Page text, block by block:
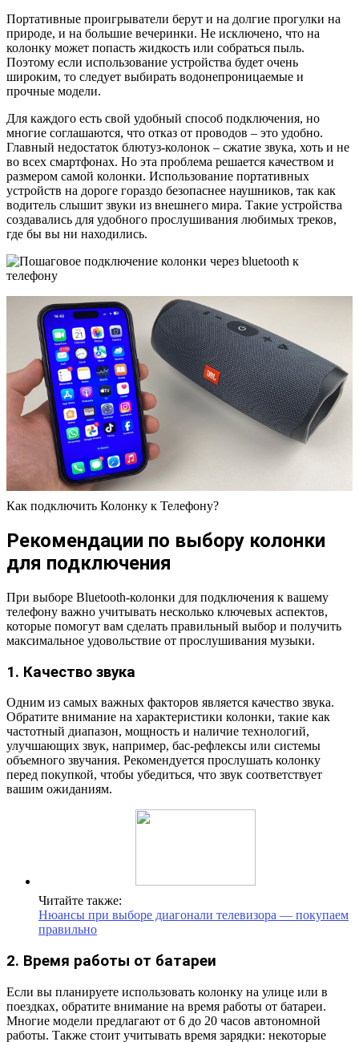
Портативные проигрыватели берут и на долгие прогулки на
природе, и на большие вечеринки. Не исключено, что на
колонку может попасть жидкость или собраться пыль.
Поэтому если использование устройства будет очень
широким, то следует выбирать водонепроницаемые и
прочные модели.
Для каждого есть свой удобный способ подключения, но
многие соглашаются, что отказ от проводов – это удобно.
Главный недостаток блютуз-колонок – сжатие звука, хоть и не
во всех смартфонах. Но эта проблема решается качеством и
размером самой колонки. Использование портативных
устройств на дороге гораздо безопаснее наушников, так как
водитель слышит звуки из внешнего мира. Такие устройства
создавались для удобного прослушивания любимых треков,
где бы вы ни находились.
Как подключить Колонку к Телефону?
Рекомендации по выбору колонки
для подключения
При выборе Bluetooth-колонки для подключения к вашему
телефону важно учитывать несколько ключевых аспектов,
которые помогут вам сделать правильный выбор и получить
максимальное удовольствие от прослушивания музыки.
1. Качество звука
Одним из самых важных факторов является качество звука.
Обратите внимание на характеристики колонки, такие как
частотный диапазон, мощность и наличие технологий,
улучшающих звук, например, бас-рефлексы или системы
объемного звучания. Рекомендуется прослушать колонку
перед покупкой, чтобы убедиться, что звук соответствует
вашим ожиданиям.
Читайте также:
Нюансы при выборе диагонали телевизора — покупаем
правильно
2. Время работы от батареи
Если вы планируете использовать колонку на улице или в
поездках, обратите внимание на время работы от батареи.
Многие модели предлагают от 6 до 20 часов автономной
работы. Также стоит учитывать время зарядки: некоторые